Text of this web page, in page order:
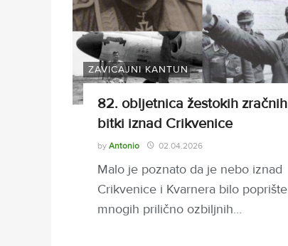
ZAVIČAJNI KANTUN
82. obljetnica žestokih zračnih
bitki iznad Crikvenice
by Antonio 02.04.2026
Malo je poznato da je nebo iznad
Crikvenice i Kvarnera bilo poprište
mnogih prilično ozbiljnih…